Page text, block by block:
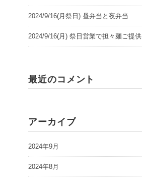
2024/9/16(月祭日) 昼弁当と夜弁当
2024/9/16(月) 祭日営業で担々麺ご提供
最近のコメント
アーカイブ
2024年9月
2024年8月